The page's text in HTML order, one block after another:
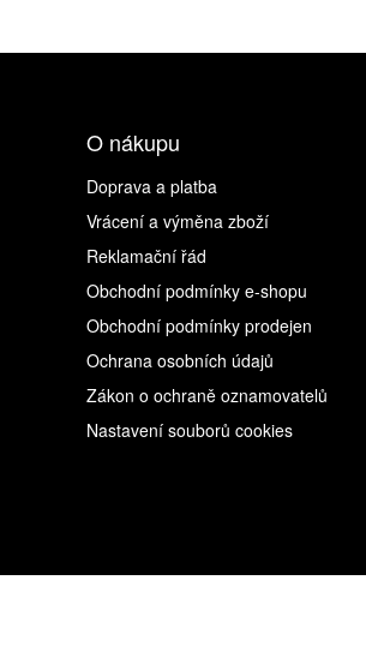
O nákupu
Doprava a platba
Vrácení a výměna zboží
Reklamační řád
Obchodní podmínky e-shopu
Obchodní podmínky prodejen
Ochrana osobních údajů
Zákon o ochraně oznamovatelů
Nastavení souborů cookies